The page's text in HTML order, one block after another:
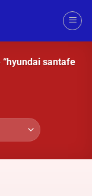
santafe